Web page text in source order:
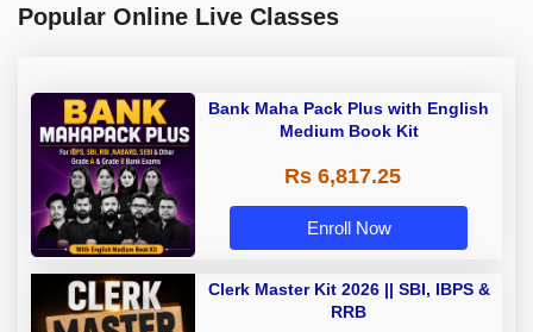
Popular Online Live Classes
Bank Maha Pack Plus with English
Medium Book Kit
Rs 6,817.25
Enroll Now
Clerk Master Kit 2026 || SBI, IBPS &
RRB